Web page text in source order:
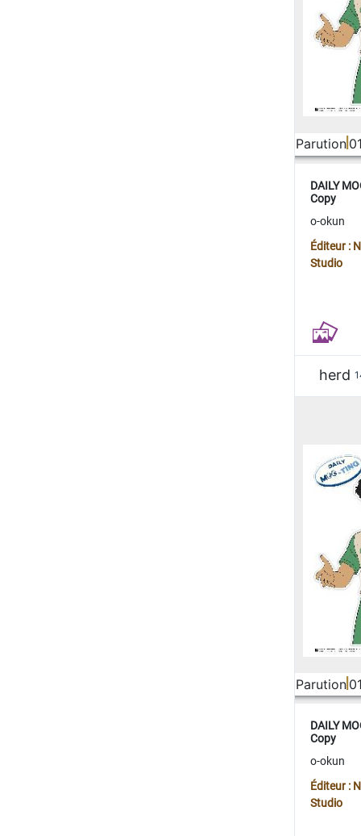
Parution
DAILY
Copy
o-okun
Éditeur :
Studio
herd
Parution
DAILY
Copy
o-okun
Éditeur :
Studio